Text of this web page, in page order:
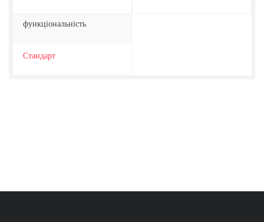
функціональність
Стандарт